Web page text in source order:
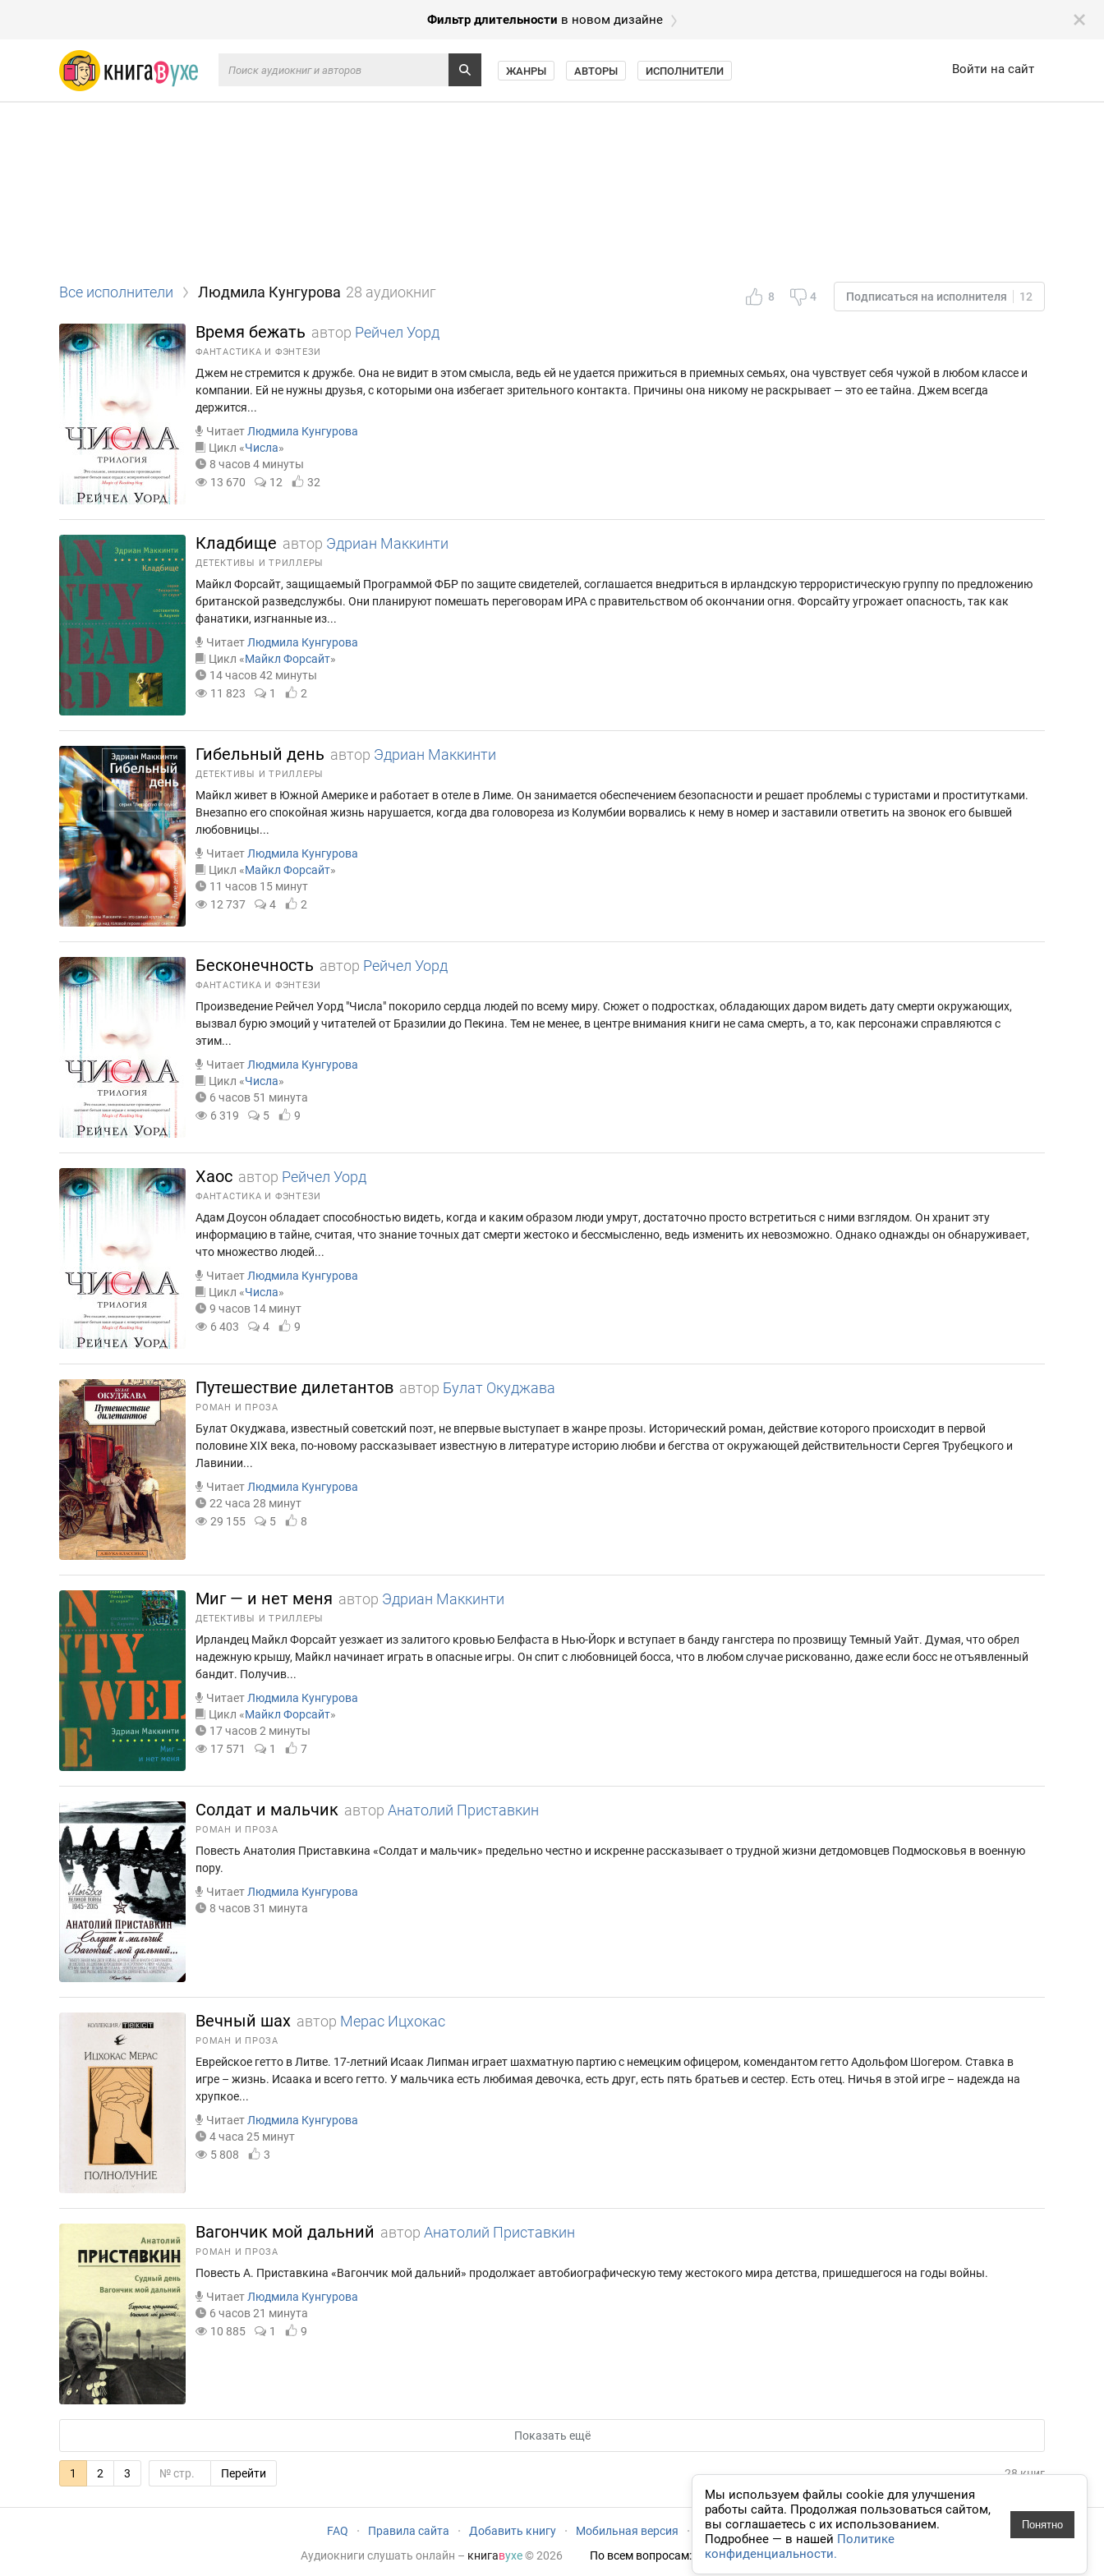
Мы используем файлы cookie для улучшения
работы сайта. Продолжая пользоваться сайтом,
вы соглашаетесь с их использованием.
Подробнее — в нашей Политике
конфиденциальности.
Понятно
Фильтр длительности в новом дизайне
Войти на сайт
ЖАНРЫ АВТОРЫ ИСПОЛНИТЕЛИ
8 4 Подписаться на исполнителя 12
Все исполнители Людмила Кунгурова 28 аудиокниг
Время бежать автор Рейчел Уорд
ФАНТАСТИКА И ФЭНТЕЗИ
Джем не стремится к дружбе. Она не видит в этом смысла, ведь ей не удается прижиться в приемных семьях, она чувствует себя чужой в любом классе и
компании. Ей не нужны друзья, с которыми она избегает зрительного контакта. Причины она никому не раскрывает — это ее тайна. Джем всегда
держится...
Читает Людмила Кунгурова
Цикл «Числа»
8 часов 4 минуты
13 670
12 32
Кладбище автор Эдриан Маккинти
ДЕТЕКТИВЫ И ТРИЛЛЕРЫ
Майкл Форсайт, защищаемый Программой ФБР по защите свидетелей, соглашается внедриться в ирландскую террористическую группу по предложению
британской разведслужбы. Они планируют помешать переговорам ИРА с правительством об окончании огня. Форсайту угрожает опасность, так как
фанатики, изгнанные из...
Читает Людмила Кунгурова
Цикл «Майкл Форсайт»
14 часов 42 минуты
11 823
1 2
Гибельный день автор Эдриан Маккинти
ДЕТЕКТИВЫ И ТРИЛЛЕРЫ
Майкл живет в Южной Америке и работает в отеле в Лиме. Он занимается обеспечением безопасности и решает проблемы с туристами и проститутками.
Внезапно его спокойная жизнь нарушается, когда два головореза из Колумбии ворвались к нему в номер и заставили ответить на звонок его бывшей
любовницы...
Читает Людмила Кунгурова
Цикл «Майкл Форсайт»
11 часов 15 минут
12 737
4 2
Бесконечность автор Рейчел Уорд
ФАНТАСТИКА И ФЭНТЕЗИ
Произведение Рейчел Уорд "Числа" покорило сердца людей по всему миру. Сюжет о подростках, обладающих даром видеть дату смерти окружающих,
вызвал бурю эмоций у читателей от Бразилии до Пекина. Тем не менее, в центре внимания книги не сама смерть, а то, как персонажи справляются с
этим...
Читает Людмила Кунгурова
Цикл «Числа»
6 часов 51 минута
6 319
5 9
Хаос автор Рейчел Уорд
ФАНТАСТИКА И ФЭНТЕЗИ
Адам Доусон обладает способностью видеть, когда и каким образом люди умрут, достаточно просто встретиться с ними взглядом. Он хранит эту
информацию в тайне, считая, что знание точных дат смерти жестоко и бессмысленно, ведь изменить их невозможно. Однако однажды он обнаруживает,
что множество людей...
Читает Людмила Кунгурова
Цикл «Числа»
9 часов 14 минут
6 403
4 9
Путешествие дилетантов автор Булат Окуджава
РОМАН И ПРОЗА
Булат Окуджава, известный советский поэт, не впервые выступает в жанре прозы. Исторический роман, действие которого происходит в первой
половине XIX века, по-новому рассказывает известную в литературе историю любви и бегства от окружающей действительности Сергея Трубецкого и
Лавинии...
Читает Людмила Кунгурова
22 часа 28 минут
29 155
5 8
Миг — и нет меня автор Эдриан Маккинти
ДЕТЕКТИВЫ И ТРИЛЛЕРЫ
Ирландец Майкл Форсайт уезжает из залитого кровью Белфаста в Нью-Йорк и вступает в банду гангстера по прозвищу Темный Уайт. Думая, что обрел
надежную крышу, Майкл начинает играть в опасные игры. Он спит с любовницей босса, что в любом случае рискованно, даже если босс не отъявленный
бандит. Получив...
Читает Людмила Кунгурова
Цикл «Майкл Форсайт»
17 часов 2 минуты
17 571
1 7
Солдат и мальчик автор Анатолий Приставкин
РОМАН И ПРОЗА
Повесть Анатолия Приставкина «Солдат и мальчик» предельно честно и искренне рассказывает о трудной жизни детдомовцев Подмосковья в военную
пору.
Читает Людмила Кунгурова
8 часов 31 минута
Вечный шах автор Мерас Ицхокас
РОМАН И ПРОЗА
Еврейское гетто в Литве. 17-летний Исаак Липман играет шахматную партию с немецким офицером, комендантом гетто Адольфом Шогером. Ставка в
игре – жизнь. Исаака и всего гетто. У мальчика есть любимая девочка, есть друг, есть пять братьев и сестер. Есть отец. Ничья в этой игре – надежда на
хрупкое...
Читает Людмила Кунгурова
4 часа 25 минут
5 808
3
Вагончик мой дальний автор Анатолий Приставкин
РОМАН И ПРОЗА
Повесть А. Приставкина «Вагончик мой дальний» продолжает автобиографическую тему жестокого мира детства, пришедшегося на годы войны.
Читает Людмила Кунгурова
6 часов 21 минута
10 885
1 9
Показать ещё
28 книг
1 2 3 Перейти
FAQ · Правила сайта · Добавить книгу · Мобильная версия ·
Новый дизайн
Аудиокниги слушать онлайн – книгавухе© 2026 По всем вопросам: admin@knigavuhe.ru